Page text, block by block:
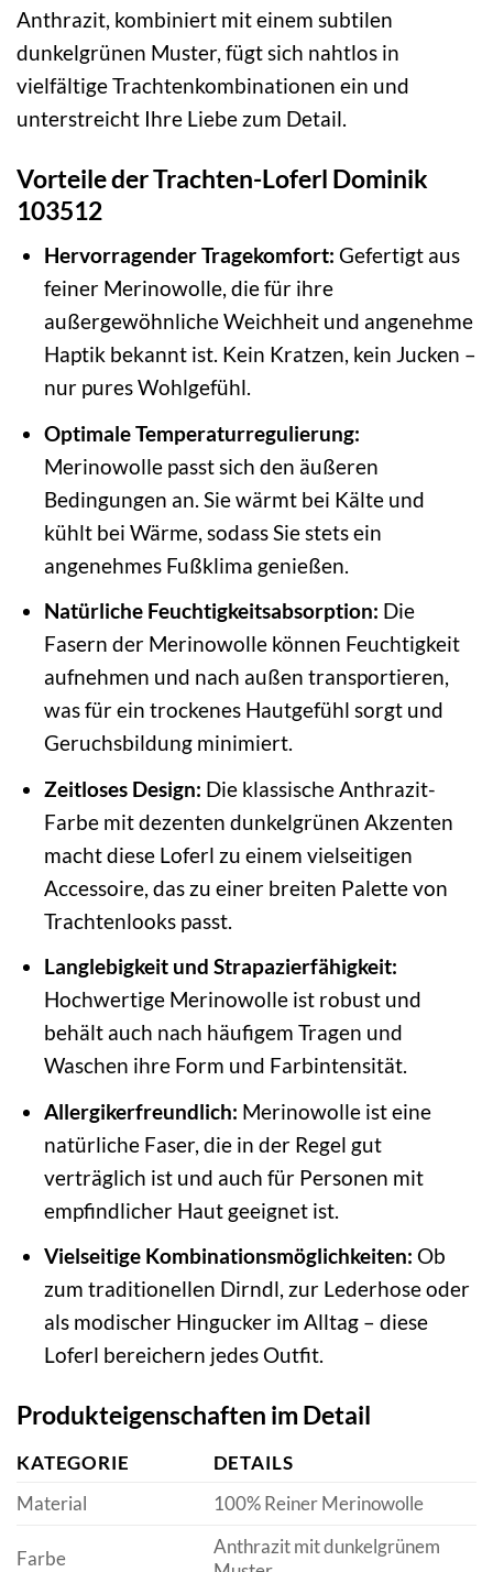
Anthrazit, kombiniert mit einem subtilen
dunkelgrünen Muster, fügt sich nahtlos in
vielfältige Trachtenkombinationen ein und
unterstreicht Ihre Liebe zum Detail.
Vorteile der Trachten-Loferl Dominik
103512
Hervorragender Tragekomfort: Gefertigt aus
feiner Merinowolle, die für ihre
außergewöhnliche Weichheit und angenehme
Haptik bekannt ist. Kein Kratzen, kein Jucken –
nur pures Wohlgefühl.
Optimale Temperaturregulierung:
Merinowolle passt sich den äußeren
Bedingungen an. Sie wärmt bei Kälte und
kühlt bei Wärme, sodass Sie stets ein
angenehmes Fußklima genießen.
Natürliche Feuchtigkeitsabsorption: Die
Fasern der Merinowolle können Feuchtigkeit
aufnehmen und nach außen transportieren,
was für ein trockenes Hautgefühl sorgt und
Geruchsbildung minimiert.
Zeitloses Design: Die klassische Anthrazit-
Farbe mit dezenten dunkelgrünen Akzenten
macht diese Loferl zu einem vielseitigen
Accessoire, das zu einer breiten Palette von
Trachtenlooks passt.
Langlebigkeit und Strapazierfähigkeit:
Hochwertige Merinowolle ist robust und
behält auch nach häufigem Tragen und
Waschen ihre Form und Farbintensität.
Allergikerfreundlich: Merinowolle ist eine
natürliche Faser, die in der Regel gut
verträglich ist und auch für Personen mit
empfindlicher Haut geeignet ist.
Vielseitige Kombinationsmöglichkeiten: Ob
zum traditionellen Dirndl, zur Lederhose oder
als modischer Hingucker im Alltag – diese
Loferl bereichern jedes Outfit.
Produkteigenschaften im Detail
KATEGORIE
DETAILS
Material
100% Reiner Merinowolle
Farbe
Anthrazit mit dunkelgrünem